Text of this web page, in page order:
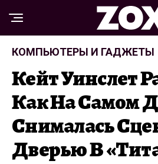
КОМПЬЮТЕРЫ И ГАДЖЕТЫ
Кейт Уинслет
Как На Самом
Снималась
Дверью В